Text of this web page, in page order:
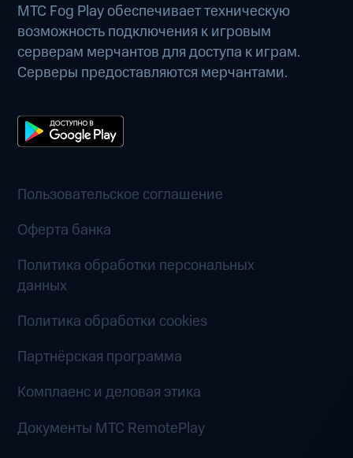
МТС Fog Play обеспечивает техническую
возможность подключения к игровым
серверам мерчантов для доступа к играм.
Серверы предоставляются мерчантами.
Пользовательское соглашение
Оферта банка
Политика обработки персональных
данных
Политика обработки cookies
Партнёрская программа
Комплаенс и деловая этика
Документы MTC RemotePlay